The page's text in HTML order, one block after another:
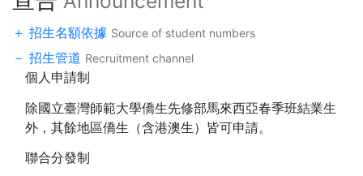
招生名額依據 Source of student numbers
招生管道 Recruitment channel
個人申請制
除國立臺灣師範大學僑生先修部馬來西亞春季班結業生
外，其餘地區僑生（含港澳生）皆可申請。
聯合分發制